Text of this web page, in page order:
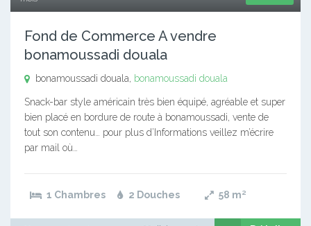
Fond de Commerce A vendre
bonamoussadi douala
bonamoussadi douala, bonamoussadi douala
Snack-bar style américain très bien équipé, agréable et super
bien placé en bordure de route à bonamoussadi, vente de
tout son contenu… pour plus d’Informations veillez m’écrire
par mail où…
1 Chambres 2 Douches 58 m²